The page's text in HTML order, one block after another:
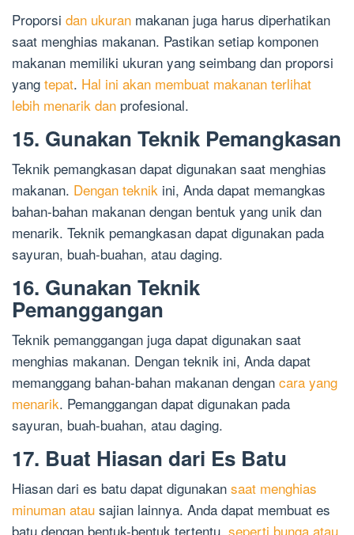
Proporsi dan ukuran makanan juga harus diperhatikan
saat menghias makanan. Pastikan setiap komponen
makanan memiliki ukuran yang seimbang dan proporsi
yang tepat. Hal ini akan membuat makanan terlihat
lebih menarik dan profesional.
15. Gunakan Teknik Pemangkasan
Teknik pemangkasan dapat digunakan saat menghias
makanan. Dengan teknik ini, Anda dapat memangkas
bahan-bahan makanan dengan bentuk yang unik dan
menarik. Teknik pemangkasan dapat digunakan pada
sayuran, buah-buahan, atau daging.
16. Gunakan Teknik
Pemanggangan
Teknik pemanggangan juga dapat digunakan saat
menghias makanan. Dengan teknik ini, Anda dapat
memanggang bahan-bahan makanan dengan cara yang
menarik. Pemanggangan dapat digunakan pada
sayuran, buah-buahan, atau daging.
17. Buat Hiasan dari Es Batu
Hiasan dari es batu dapat digunakan saat menghias
minuman atau sajian lainnya. Anda dapat membuat es
batu dengan bentuk-bentuk tertentu, seperti bunga atau